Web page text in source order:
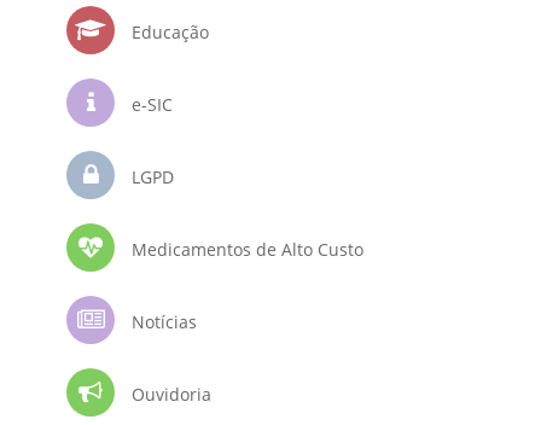
Educação
e-SIC
LGPD
Medicamentos de Alto Custo
Notícias
Ouvidoria